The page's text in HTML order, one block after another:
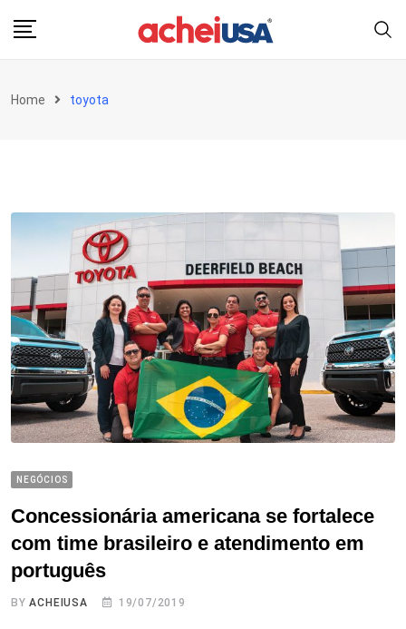
Home toyota
NEGÓCIOS
Concessionária americana se fortalece
com time brasileiro e atendimento em
português
BYACHEIUSA 19/07/2019